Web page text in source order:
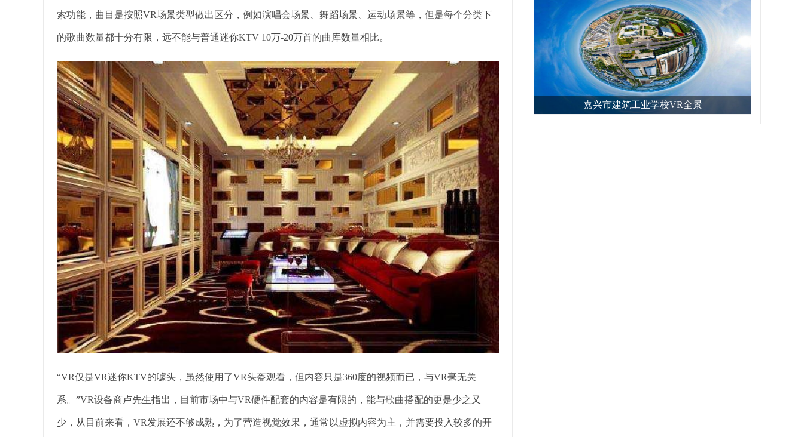
索功能，曲目是按照VR场景类型做出区分，例如演唱会场景、舞蹈场景、运动场景等，但是每个分类下
的歌曲数量都十分有限，远不能与普通迷你KTV 10万-20万首的曲库数量相比。
“VR仅是VR迷你KTV的噱头，虽然使用了VR头盔观看，但内容只是360度的视频而已，与VR毫无关
系。”VR设备商卢先生指出，目前市场中与VR硬件配套的内容是有限的，能与歌曲搭配的更是少之又
少，从目前来看，VR发展还不够成熟，为了营造视觉效果，通常以虚拟内容为主，并需要投入较多的开
嘉兴市建筑工业学校VR全景